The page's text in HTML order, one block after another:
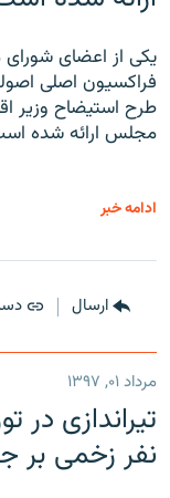
یکی از اعضای
فراکسیون اصلی
مجلس ارائه شده
ادامه خبر
ارسال
مرداد ۰۱, ۱۳۹۷
نفر زخمی بر